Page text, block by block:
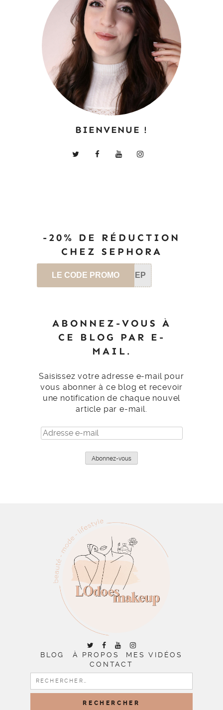
BIENVENUE !
-20% DE RÉDUCTION
CHEZ SEPHORA
LE CODE PROMO SEP
ABONNEZ-VOUS À
CE BLOG PAR E-
MAIL.
Saisissez votre adresse e-mail pour
vous abonner à ce blog et recevoir
une notification de chaque nouvel
article par e-mail.
Adresse
e-
Abonnez-vous
BLOG À PROPOS
MES VIDÉOS
CONTACT
RECHERCHER :